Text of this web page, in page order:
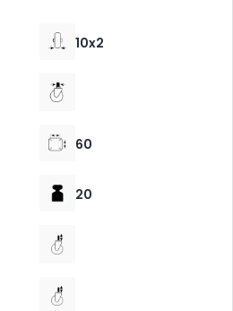
10x2
60
20